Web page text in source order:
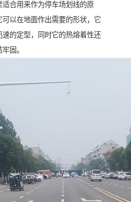
合用来作为停车场划线的原
以在地面作出需要的形状，它
的定型，同时它的热熔着性还
固。